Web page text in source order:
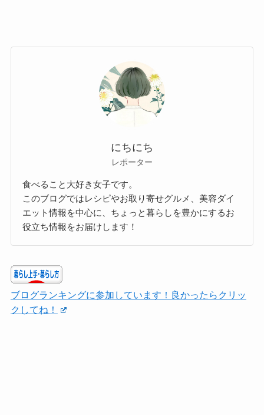
にちにち
レポーター
食べること大好き女子です。
このブログではレシピやお取り寄せグルメ、美容ダイ
エット情報を中心に、ちょっと暮らしを豊かにするお
役立ち情報をお届けします！
ブログランキングに参加しています！良かったらクリッ
クしてね！